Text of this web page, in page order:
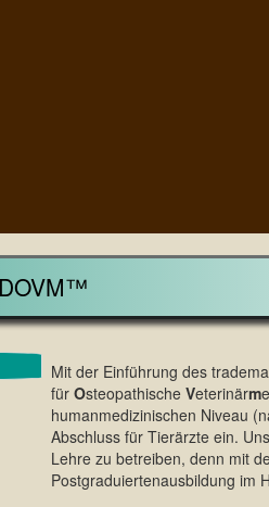
DOVM™
Mit der Einführung des
für Osteopathische Veterinärm
humanmedizinischen Niveau
Abschluss für Tierärzte ein.
Lehre zu betreiben, denn mit
Postgraduiertenausbildung im